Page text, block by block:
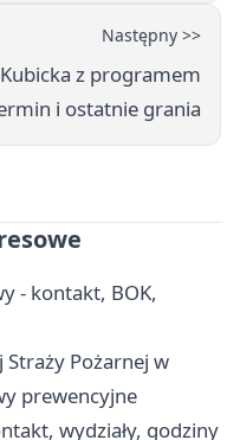
Następny >>
z programem
i ostatnie grania
- kontakt, BOK,
Pożarnej w
prewencyjne
wydziały, godziny